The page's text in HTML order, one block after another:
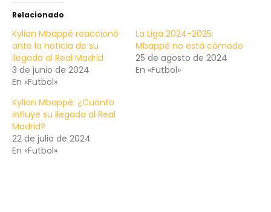
Relacionado
Kylian Mbappé reaccionó
ante la noticia de su
llegada al Real Madrid
3 de junio de 2024
En «Futbol»
La Liga 2024-2025:
Mbappé no está cómodo
25 de agosto de 2024
En «Futbol»
Kylian Mbappé: ¿Cuánto
influye su llegada al Real
Madrid?
22 de julio de 2024
En «Futbol»